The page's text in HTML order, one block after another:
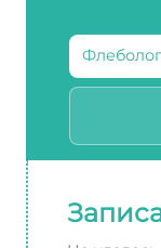
Флеболог